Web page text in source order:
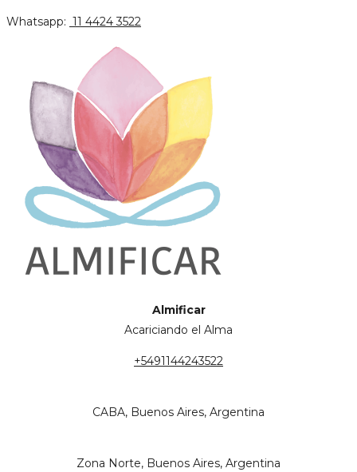
Whatsapp: 11 4424 3522
Almificar
Acariciando el Alma
+5491144243522
CABA, Buenos Aires, Argentina
Zona Norte, Buenos Aires, Argentina